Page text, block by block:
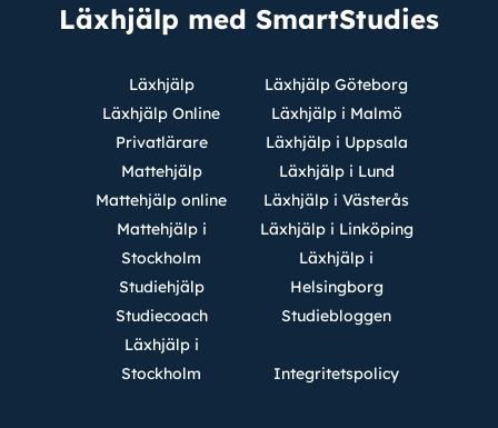
Läxhjälp med SmartStudies
Läxhjälp
Läxhjälp Online
Privatlärare
Mattehjälp
Mattehjälp online
Mattehjälp i
Stockholm
Studiehjälp
Studiecoach
Läxhjälp i
Stockholm
Läxhjälp Göteborg
Läxhjälp i Malmö
Läxhjälp i Uppsala
Läxhjälp i Lund
Läxhjälp i Västerås
Läxhjälp i Linköping
Läxhjälp i
Helsingborg
Studiebloggen
Integritetspolicy